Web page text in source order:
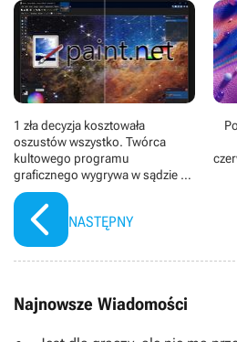
1 zła decyzja kosztowała
oszustów wszystko. Twórca
kultowego programu
graficznego wygrywa w sądzie po
22 latach
NASTĘPNY
Najnowsze Wiadomości